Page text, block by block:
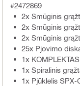
#2472869
2x Smūginis
2x Smūginis
2x Smūginis
25x Pjovimo
1x
1x Spiralinis
1x Pjūklelis SPX-